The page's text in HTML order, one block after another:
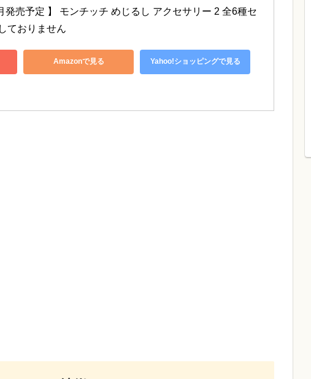
発売予定 】 モンチッチ めじるし アクセサリー 2 全6種セ
ておりません
Amazonで見る Yahoo!ショッピングで見る